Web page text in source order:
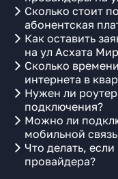
Сколько стоит
абонентская
Как оставить
на ул Асхата
Сколько
интернета в
Нужен ли
подключения?
Можно ли
мобильной
Что делать,
провайдера?